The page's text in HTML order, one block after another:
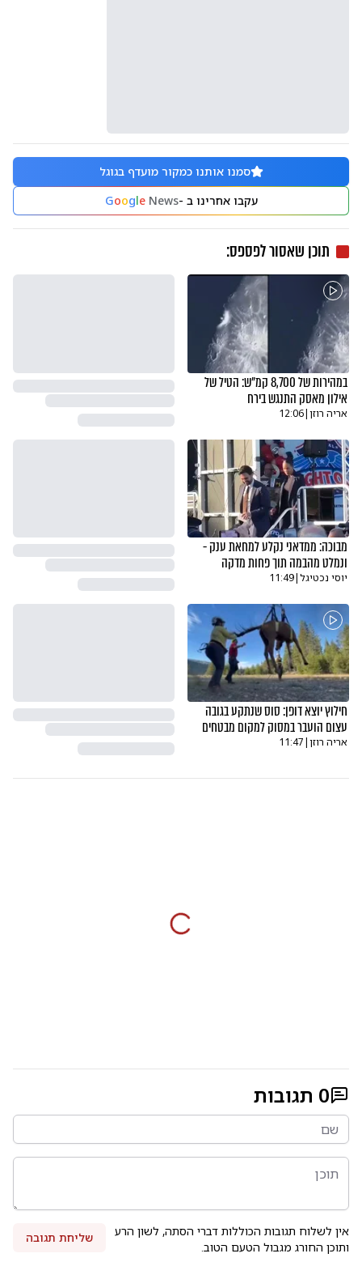
סמנו אותנו כמקור מועדף בגוגל
עקבו אחרינו ב -
GoogleNews
תוכן שאסור לפספס:
במהירות של 8,700 קמ"ש: הטיל של
אילון מאסק התנגש בירח
אריה רוזן|
12:06
מבוכה: ממדאני נקלע למחאת ענק -
ונמלט מהבמה תוך פחות מדקה
יוסי נכטיגל|
11:49
חילוץ יוצא דופן: סוס שנתקע בגובה
עצום הועבר במסוק למקום מבטחים
אריה רוזן|
11:47
0 תגובות
אין לשלוח תגובות הכוללות דברי הסתה, לשון הרע
ותוכן החורג מגבול הטעם הטוב.
שליחת תגובה